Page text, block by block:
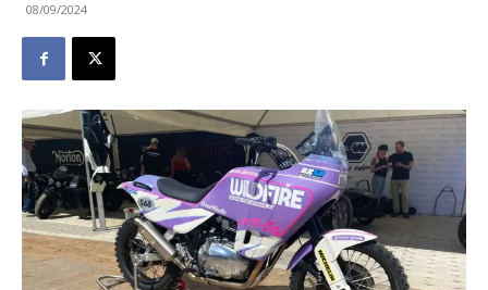
08/09/2024